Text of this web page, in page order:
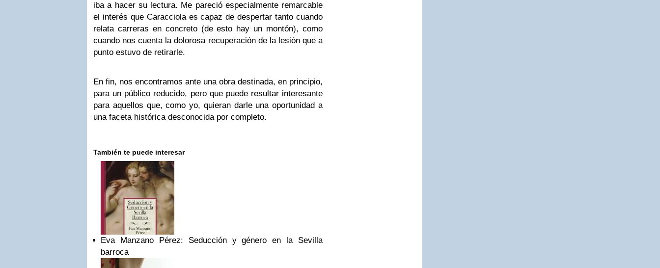
iba a hacer su lectura. Me pareció especialmente remarcable
el interés que Caracciola es capaz de despertar tanto cuando
relata carreras en concreto (de esto hay un montón), como
cuando nos cuenta la dolorosa recuperación de la lesión que a
punto estuvo de retirarle.
En fin, nos encontramos ante una obra destinada, en principio,
para un público reducido, pero que puede resultar interesante
para aquellos que, como yo, quieran darle una oportunidad a
una faceta histórica desconocida por completo.
También te puede interesar
Eva Manzano Pérez: Seducción y género en la Sevilla
barroca